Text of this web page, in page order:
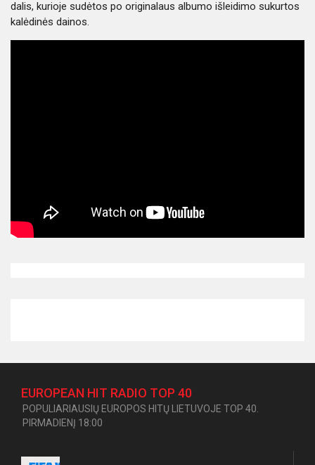
dalis, kurioje sudėtos po originalaus albumo išleidimo sukurtos
kalėdinės dainos.
EUROPEAN HIT RADIO TOP 40
POPULIARIAUSIŲ EUROPOS HITŲ LIETUVOJE TOP 40.
PIRMADIENĮ 18:00